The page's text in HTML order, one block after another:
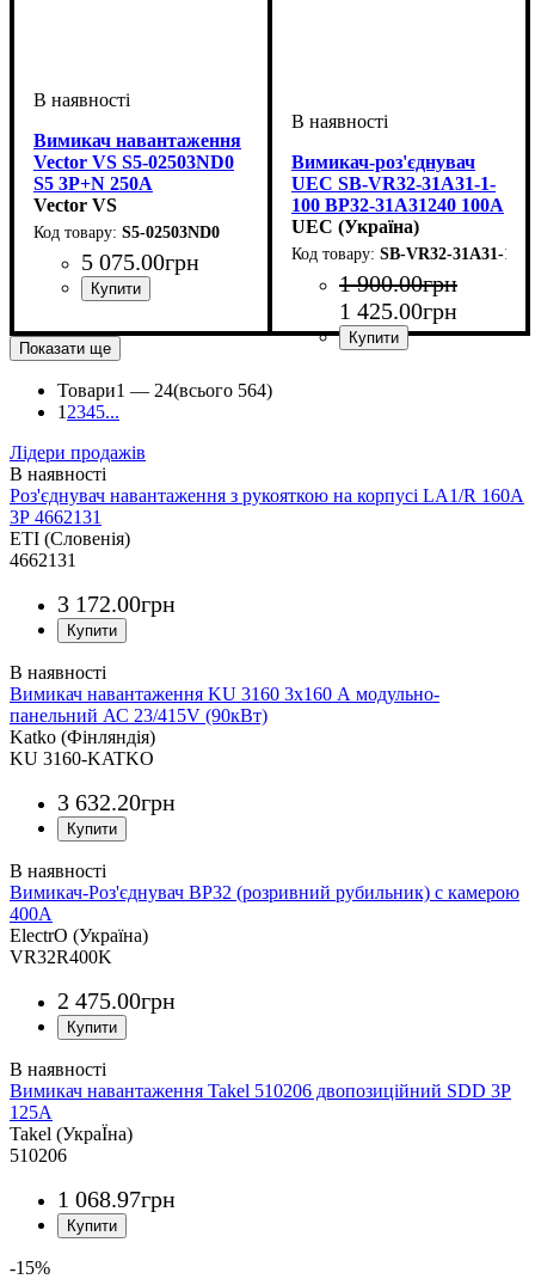
Вимикач навантаження
Vector VS S5-02503ND0
S5 3P+N 250A
Vector VS
S5-02503ND0
5 075.00грн
навантаження
250А
Вимикач-роз'єднувач
UEC SB-VR32-31A31-1-
100 ВР32-31A31240 100А
рукоятка спереду
UEC (Україна)
SB-VR32-31A31-1-
1 900.00грн
1 425.00грн
Показати ще
Товари1 — 24(всього 564)
1 2345...
Лідери продажів
Роз'єднувач навантаження з рукояткою на корпусі LA1/R 160А
3Р 4662131
ETI (Словенія)
4662131
3 172.00грн
Вимикач навантаження KU 3160 3х160 А модульно-
панельний АС 23/415V (90кВт)
Katko (Фінляндія)
KU 3160-KATKO
3 632.20грн
Вимикач-Роз'єднувач ВР32 (розривний рубильник) с камерою
400А
ElectrO (Україна)
VR32R400K
2 475.00грн
Вимикач навантаження Takel 510206 двопозиційний SDD 3P
125A
Takel (УкраЇна)
510206
1 068.97грн
-15%